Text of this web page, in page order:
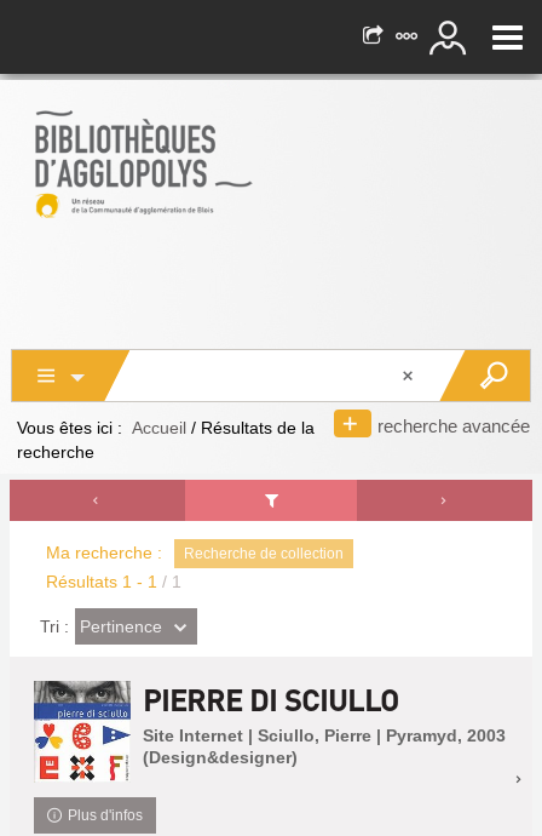
recherche avancée
Vous êtes ici : Accueil / Résultats de la
recherche
Ma recherche : Recherche de collection
Résultats 1 - 1 / 1
Tri : (Effet
imédiat)
Pertinence
PIERRE DI SCIULLO
Site Internet | Sciullo, Pierre | Pyramyd, 2003
(Design&designer)
Plus d'infos